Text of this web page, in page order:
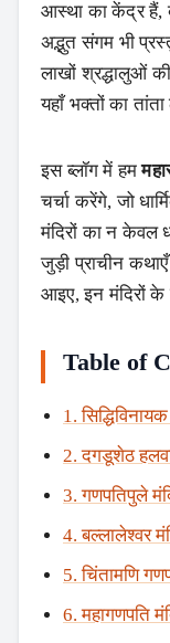
आस्था का केंद्र हैं,
अद्भुत संगम भी
लाखों श्रद्धालुओं
यहाँ भक्तों का
इस ब्लॉग में हम
चर्चा करेंगे, जो
मंदिरों का न केवल
जुड़ी प्राचीन कथाएँ
आइए, इन मंदिरों के
Table of
1.
2. दगडूशेठ
3. गणपतिपुले
4. बल्लालेश्वर
5. चिंतामणि
6. महागणपति